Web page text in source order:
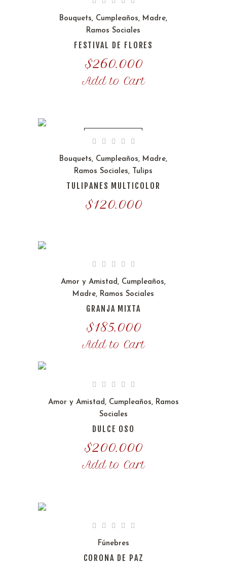
Bouquets, Cumpleaños, Madre,
Ramos Sociales
FESTIVAL DE FLORES
$260.000
Add to Cart
Bouquets, Cumpleaños, Madre,
Ramos Sociales, Tulips
TULIPANES MULTICOLOR
$120.000
Amor y Amistad, Cumpleaños,
Madre, Ramos Sociales
GRANJA MIXTA
$185.000
Add to Cart
Amor y Amistad, Cumpleaños, Ramos
Sociales
DULCE OSO
$200.000
Add to Cart
Fúnebres
CORONA DE PAZ